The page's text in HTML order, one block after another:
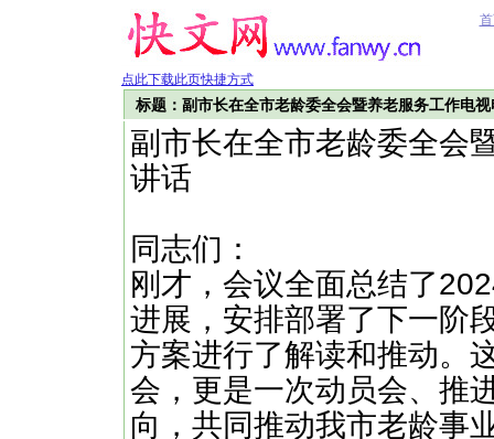
点此下载此页快捷方式
标题：副市长在全市老龄委全会暨养老服务工作电
副市长在全市老龄委全会
讲话
同志们：
刚才，会议全面总结了
进展，安排部署了下一阶
方案进行了解读和推动。
会，更是一次动员会、推
向，共同推动我市老龄事